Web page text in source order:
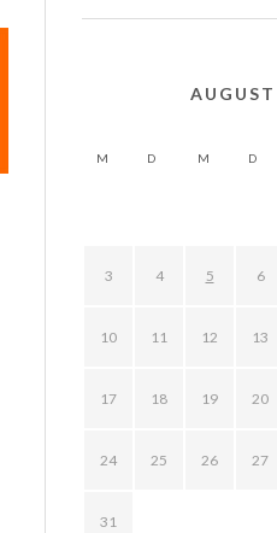
M D M D
3 4 5 6
10 11 12 13
17 18 19 20
24 25 26 27
31